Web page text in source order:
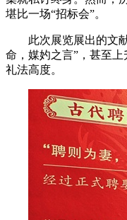
堪比一场“招标会”。
此次展览展出的文
命，媒妁之言”，甚至
礼法高度。